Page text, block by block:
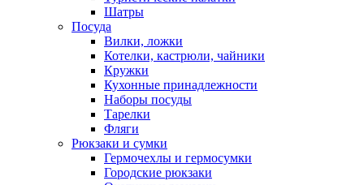
Шатры
Посуда
Вилки, ложки
Котелки, кастрюли, чайники
Кружки
Кухонные принадлежности
Наборы посуды
Тарелки
Фляги
Рюкзаки и сумки
Гермочехлы и гермосумки
Городские рюкзаки